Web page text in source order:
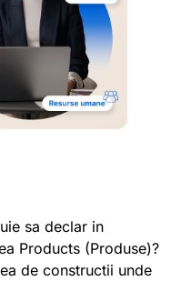
sa declar in
Products (Produse)?
de constructii unde